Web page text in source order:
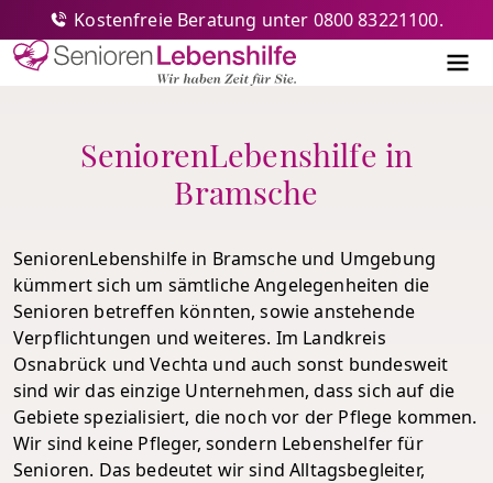
Senioren-Lebenshilfe
Kostenfreie Beratung unter 0800 83221100.
SeniorenLebenshilfe in
Bramsche
SeniorenLebenshilfe in Bramsche und Umgebung
kümmert sich um sämtliche Angelegenheiten die
Senioren betreffen könnten, sowie anstehende
Verpflichtungen und weiteres. Im Landkreis
Osnabrück und Vechta und auch sonst bundesweit
sind wir das einzige Unternehmen, dass sich auf die
Gebiete spezialisiert, die noch vor der Pflege kommen.
Wir sind keine Pfleger, sondern Lebenshelfer für
Senioren. Das bedeutet wir sind Alltagsbegleiter,